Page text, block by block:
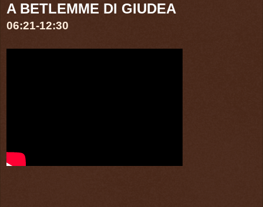
página 25
Natus est vobis hodie Salvator
Oratio universalis seu
LITURGIA
A BETLEMME DI GIUDEA
06:21-12:30